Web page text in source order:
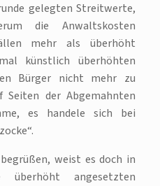
gelegten Streitwerte,
die Anwaltskosten
mehr als überhöht
künstlich überhöhten
Bürger nicht mehr zu
der Abgemahnten
es handele sich bei
weist es doch in
angesetzten